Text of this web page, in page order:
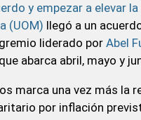
y empezar a elevar
(UOM) llegó a un
liderado porAbel
abarca abril, mayo y
marca una vez más la
por inflación